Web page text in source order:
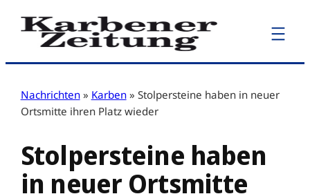
Zum
Inhalt
Nachrichten » Karben » Stolpersteine haben in neuer
Ortsmitte ihren Platz wieder
Stolpersteine haben
in neuer Ortsmitte